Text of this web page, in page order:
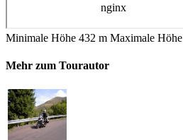
Minimale Höhe 432 m Maximale Höhe
Mehr zum Tourautor